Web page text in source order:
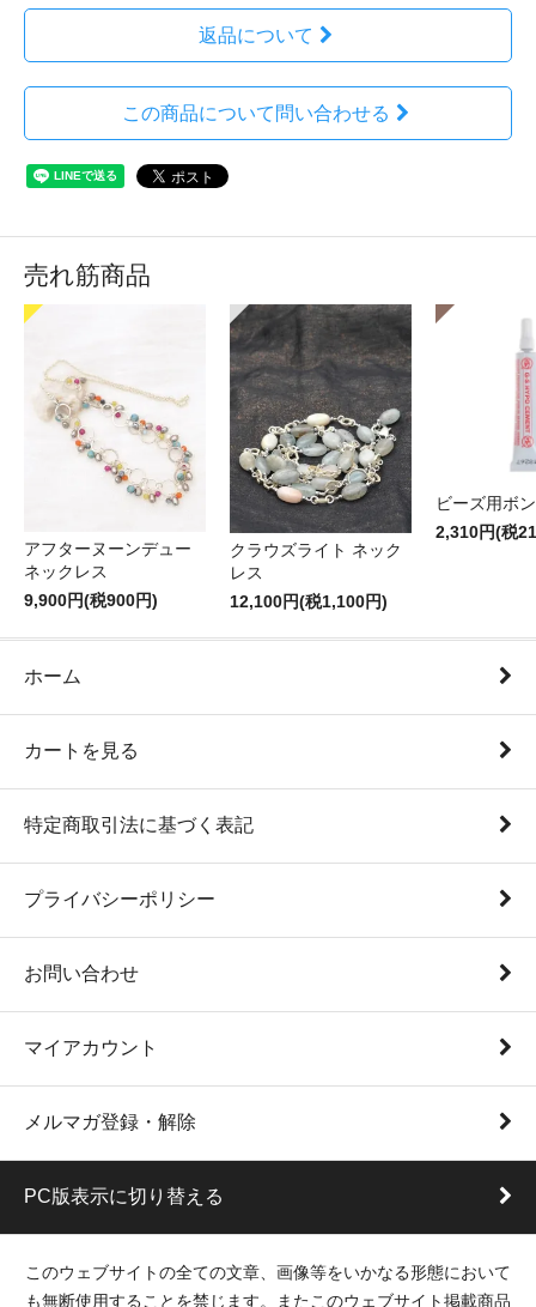
返品について
この商品について問い合わせる
売れ筋商品
アフターヌーンデュー
ネックレス
9,900円(税900円)
クラウズライト ネック
レス
12,100円(税1,100円)
ビーズ用ボ
2,310円(税
ホーム
カートを見る
特定商取引法に基づく表記
プライバシーポリシー
お問い合わせ
マイアカウント
メルマガ登録・解除
PC版表示に切り替える
このウェブサイトの全ての文章、画像等をいかなる形態において
も無断使用することを禁じます。またこのウェブサイト掲載商品